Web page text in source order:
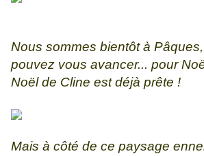
Nous sommes bientôt à
pouvez vous avancer... pour
Noël de Cline est déjà prête !
Mais à côté de ce paysage